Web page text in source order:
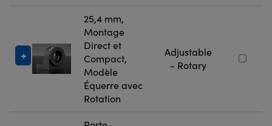
25,4 mm,
Montage
Direct et
Compact,
Modèle
Équerre avec
Rotation
Adjustable
- Rotary